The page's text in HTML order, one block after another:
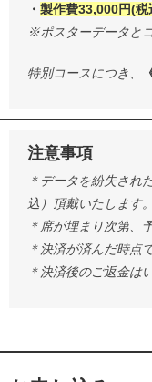
・ 製作費33,000円(税
※ポスターデータと
特別コースにつき、
注意事項
＊データを紛失され
込）頂戴いたします。
＊席が埋まり次第、
＊決済が済んだ時点
＊決済後のご返金は